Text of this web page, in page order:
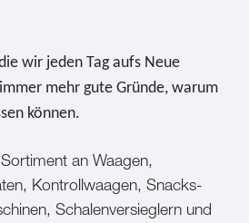
wir jeden Tag aufs Neue
mehr gute Gründe, warum
können.
an Waagen,
Kontrollwaagen, Snacks-
Schalenversieglern und